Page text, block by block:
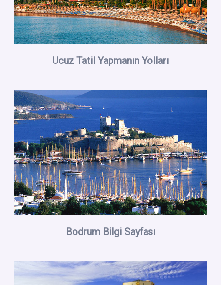
Ucuz Tatil Yapmanın Yolları
Bodrum Bilgi Sayfası